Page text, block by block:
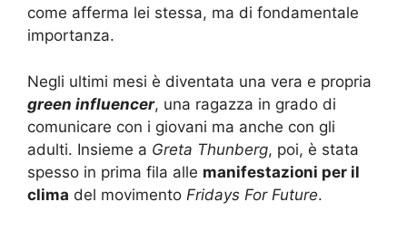
come afferma lei stessa, ma di fondamentale
importanza.
Negli ultimi mesi è diventata una vera e propria
green influencer, una ragazza in grado di
comunicare con i giovani ma anche con gli
adulti. Insieme a Greta Thunberg, poi, è stata
spesso in prima fila alle manifestazioni per il
clima del movimento Fridays For Future.